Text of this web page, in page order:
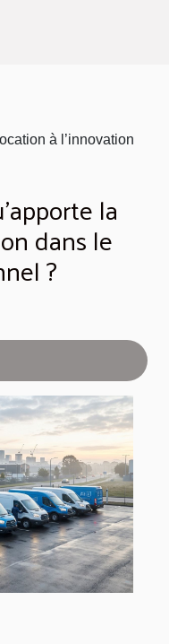
à l’innovation
la
dans le
?